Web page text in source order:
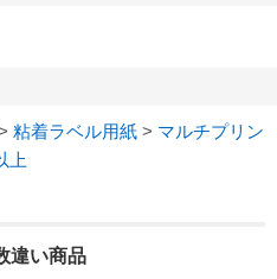
粘着ラベル用紙 > マルチプリン
上
違い商品